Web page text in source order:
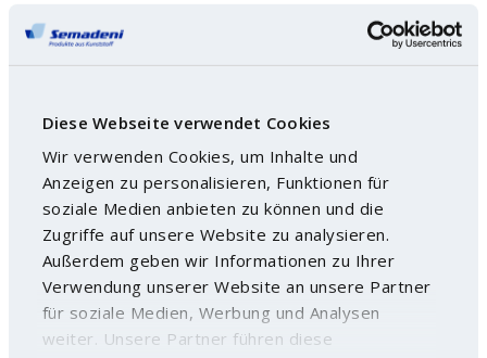
Diese Webseite verwendet Cookies
Wir verwenden Cookies, um Inhalte und
Anzeigen zu personalisieren, Funktionen für
soziale Medien anbieten zu können und die
Zugriffe auf unsere Website zu analysieren.
Außerdem geben wir Informationen zu Ihrer
Verwendung unserer Website an unsere Partner
für soziale Medien, Werbung und Analysen
weiter. Unsere Partner führen diese